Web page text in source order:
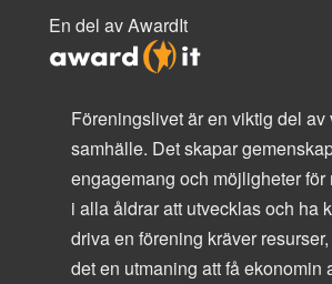
En del av AwardIt
Föreningslivet är en viktig del av
samhälle. Det skapar
engagemang och möjligheter för
i alla åldrar att utvecklas och ha
driva en förening kräver
det en utmaning att få ekonomin